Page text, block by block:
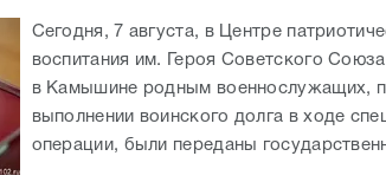
Сегодня, 7 августа, в Центре
воспитания им. Героя Советского
в Камышине родным военнослужащих,
выполнении воинского долга в ходе
операции, были переданы